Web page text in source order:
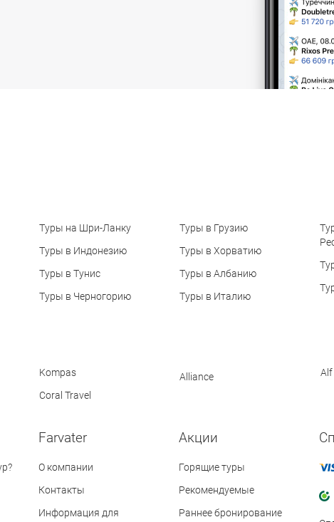
Туры на Шри-Ланку
Туры в Индонезию
Туры в Тунис
Туры в Черногорию
Туры в Грузию
Туры в Хорватию
Туры в Албанию
Туры в Италию
Kompas
Coral Travel
Alliance Alf
Farvater
О компании
Контакты
Информация для
Акции
Горящие туры
Рекомендуемые
Раннее бронирование